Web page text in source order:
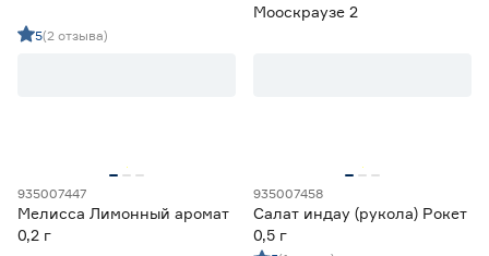
5(2 отзыва)
Мооскраузе 2
935007447
Мелисса Лимонный аромат
0,2 г
935007458
Салат индау (рукола) Рокет
0,5 г